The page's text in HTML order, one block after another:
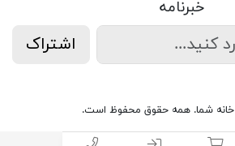
خبرنامه
اشتراک